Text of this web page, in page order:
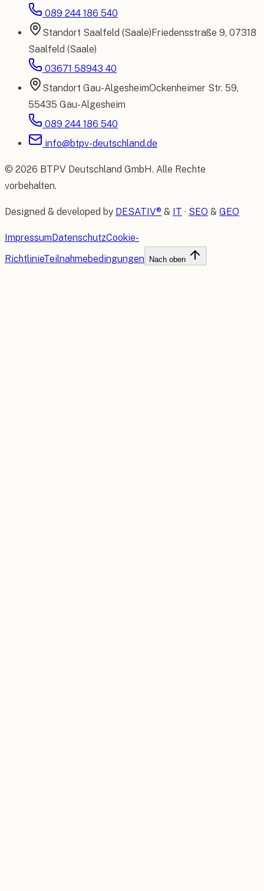
089 244 186 540
Standort Saalfeld (Saale)Friedensstraße 9, 07318
Saalfeld (Saale)
03671 58943 40
Standort Gau-AlgesheimOckenheimer Str. 59,
55435 Gau-Algesheim
089 244 186 540
info@btpv-deutschland.de
© 2026 BTPV Deutschland GmbH. Alle Rechte
vorbehalten.
Designed & developed by DESATIV® & IT · SEO & GEO
ImpressumDatenschutzCookie-
RichtlinieTeilnahmebedingungen Nach oben